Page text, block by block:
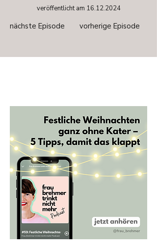
veröffentlicht am 16.12.2024
nächste Episode vorherige Episode